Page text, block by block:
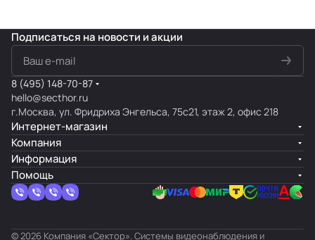
Подписаться на новости и акции
8 (495) 148-70-87
hello@secthor.ru
г.Москва, ул. Фридриха Энгельса, 75с21, этаж 2, офис 218
Интернет-магазин
Компания
Информация
Помощь
© 2026 Компания «Сектор». Системы видеонаблюдения и